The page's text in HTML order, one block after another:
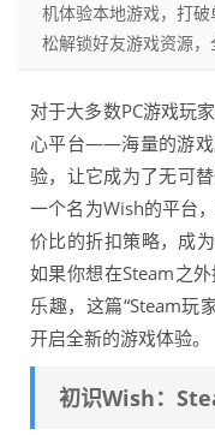
机体验本地游戏，打
松解锁好友游戏资源，
对于大多数PC游戏玩
心平台——海量的游戏
验，让它成为了无可
一个名为Wish的平台
价比的折扣策略，成
如果你想在Steam之
乐趣，这篇“Steam玩
开启全新的游戏体验。
初识Wish：